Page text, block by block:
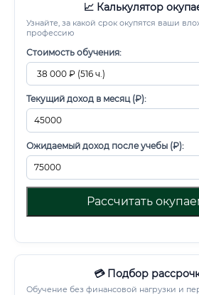
📈 Калькулятор
Узнайте, за какой срок окупятся ваши
профессию
Стоимость обучения:
Текущий доход в месяц (₽):
Ожидаемый доход после учебы (₽):
Рассчитать
💳 Подбор
Обучение без финансовой нагрузки и